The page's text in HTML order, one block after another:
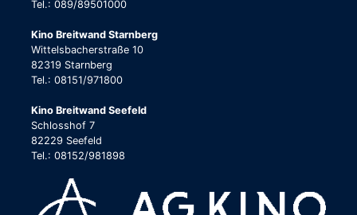
Tel.: 089/89501000
Kino Breitwand Starnberg
Wittelsbacherstraße 10
82319 Starnberg
Tel.: 08151/971800
Kino Breitwand Seefeld
Schlosshof 7
82229 Seefeld
Tel.: 08152/981898